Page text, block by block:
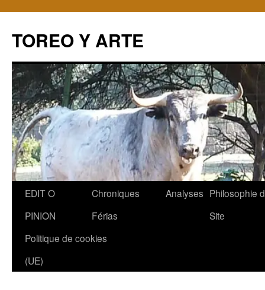
TOREO Y ARTE
Aller
contenu
EDIT O
PINION
Chroniques
Férias
Analyses Philosophie
Site
Politique de cookies
(UE)